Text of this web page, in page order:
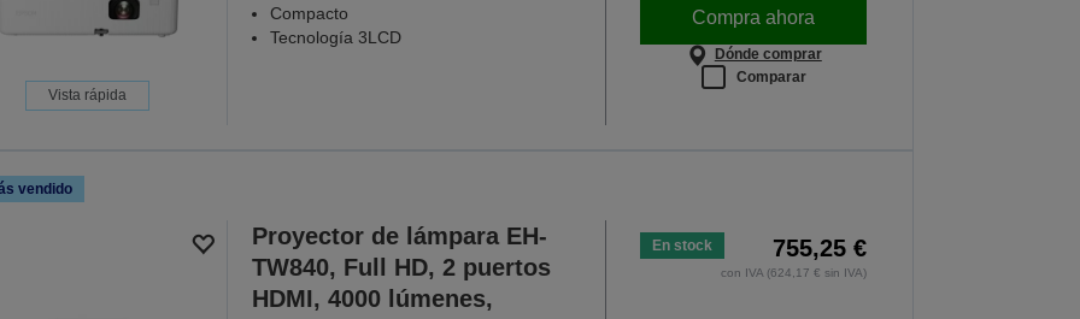
Vista rápida
Compacto
Tecnología 3LCD
Compra ahora
Dónde comprar
Comparar
vendido
Proyector de lámpara EH-
TW840, Full HD, 2 puertos
HDMI, 4000 lúmenes,
En stock 755,25 €
con IVA (624,17 € sin IVA)